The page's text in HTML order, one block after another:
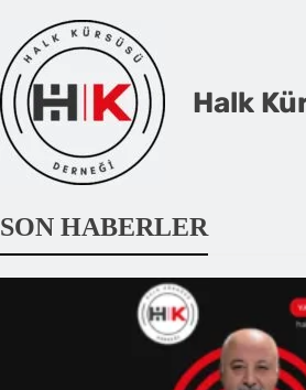
Halk
SON HABERLER